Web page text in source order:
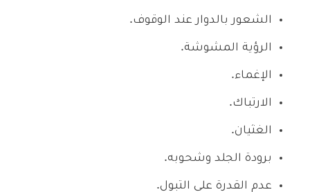
الشعور بالدوار عند الوقوف.
الرؤية المشوشة.
الإغماء.
الارتباك.
الغثيان.
برودة الجلد وشحوبه.
عدم القدرة على التبول.